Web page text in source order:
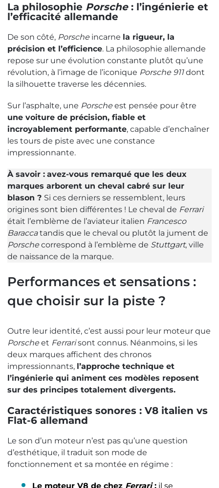
La philosophie Porsche: l’ingénierie et
l’efficacité allemande
De son côté, Porsche incarne la rigueur, la
précision et l’efficience. La philosophie allemande
repose sur une évolution constante plutôt qu’une
révolution, à l’image de l’iconique Porsche 911dont
la silhouette traverse les décennies.
Sur l’asphalte, une Porsche est pensée pour être
une voiture de précision, fiable et
incroyablement performante, capable d’enchaîner
les tours de piste avec une constance
impressionnante.
À savoir : avez-vous remarqué que les deux
marques arborent un cheval cabré sur leur
blason ? Si ces derniers se ressemblent, leurs
origines sont bien différentes ! Le cheval de Ferrari
était l’emblème de l’aviateur italien Francesco
Baraccatandis que le cheval ou plutôt la jument de
Porsche correspond à l’emblème de Stuttgart, ville
de naissance de la marque.
Performances et sensations :
que choisir sur la piste ?
Outre leur identité, c’est aussi pour leur moteur que
Porsche et Ferrarisont connus. Néanmoins, si les
deux marques affichent des chronos
impressionnants, l’approche technique et
l’ingénierie qui animent ces modèles reposent
sur des principes totalement divergents.
Caractéristiques sonores : V8 italien vs
Flat-6 allemand
Le son d’un moteur n’est pas qu’une question
d’esthétique, il traduit son mode de
fonctionnement et sa montée en régime :
Le moteur V8 de chez Ferrari: il se